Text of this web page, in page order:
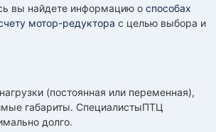
вы найдете информацию о способах
мотор-редуктора с целью выбора и
(постоянная или переменная),
габариты. СпециалистыПТЦ
долго.